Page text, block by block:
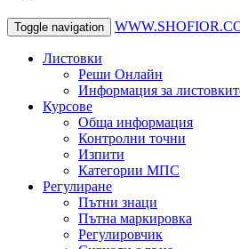
Toggle navigation
Листовки
Реши Онлайн
Информация за
Курсове
Обща информация
Контролни точни
Изпити
Категории МПС
Регулиране
Пътни знаци
Пътна маркировка
Регулировчик